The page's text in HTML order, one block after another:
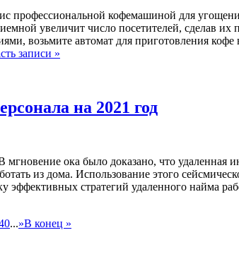
профессиональной кофемашиной для
увеличит число посетителей, сделав
возьмите автомат для приготовления кофе
записи »
на 2021 год
ока было доказано, что
из дома. Использование этого
эффективных стратегий удаленного найма
...»В конец »